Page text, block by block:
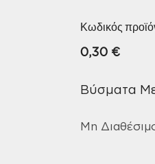
Κωδικός
0,30 €
Βύσματα
Μη